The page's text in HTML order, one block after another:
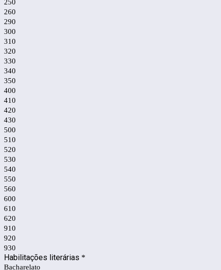
250
260
290
300
310
320
330
340
350
400
410
420
430
500
510
520
530
540
550
560
600
610
620
910
920
930
Habilitações literárias *
Bacharelato